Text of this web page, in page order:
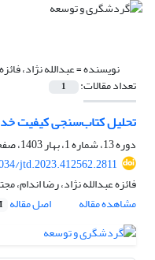
نویسنده =عبدالله نژاد، فائزه
تعداد مقالات: 1
تحلیل کتاب‌سنجی کیفیت
دوره 13، شماره 1، بهار 1403، صفحه
jtd.2023.412562.2811
فائزه عبدالله نژاد، رضا اندام،
مشاهده مقاله
اصل مقاله